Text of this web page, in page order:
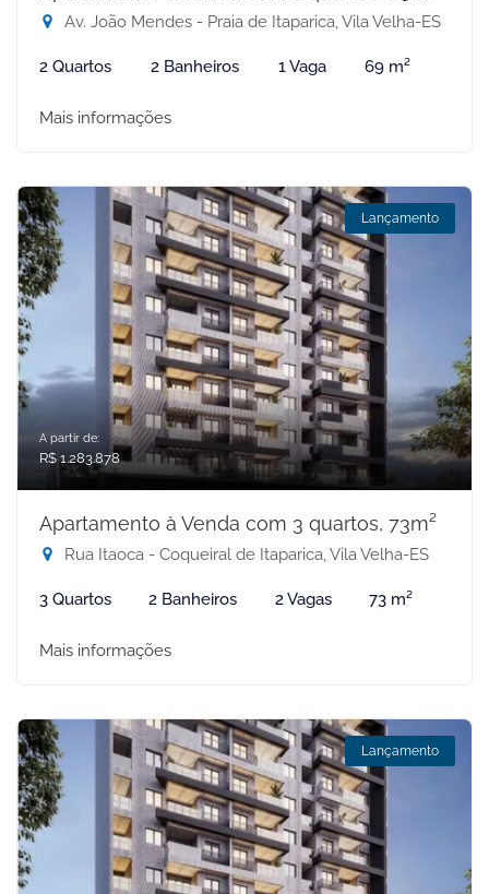
Av. João Mendes - Praia de Itaparica, Vila Velha-ES
2 Quartos 2 Banheiros 1 Vaga 69 m²
Mais informações
Lançamento
A partir de:
R$ 1.283.878
Apartamento à Venda com 3 quartos, 73m²
Rua Itaoca - Coqueiral de Itaparica, Vila Velha-ES
3 Quartos 2 Banheiros 2 Vagas 73 m²
Mais informações
Lançamento